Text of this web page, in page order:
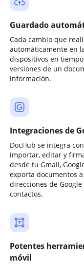
Guardado
Cada cambio que
automáticamente en
dispositivos en
versiones de un
información.
Integraciones de
DocHub se integra
importar, editar y
desde tu Gmail,
exporta documentos
direcciones de
contactos.
Potentes
móvil